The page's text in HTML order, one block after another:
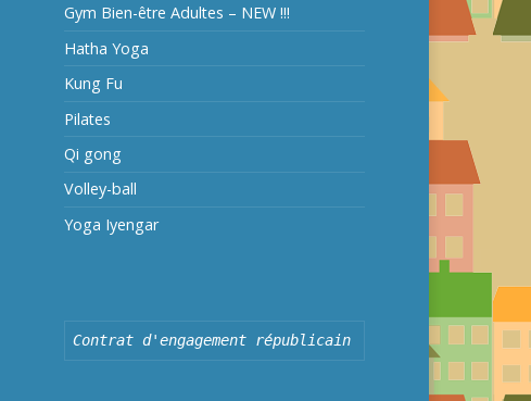
Gym Bien-être Adultes – NEW !!!
Hatha Yoga
Kung Fu
Pilates
Qi gong
Volley-ball
Yoga Iyengar
Contrat d'engagement républicain